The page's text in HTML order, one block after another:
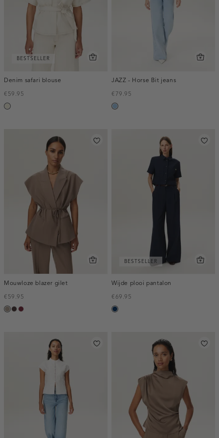
BESTSELLER
Denim safari blouse
€59.95
ecru
JAZZ - Horse Bit jeans
€79.95
blauw,
Mouwloze blazer gilet
€59.95
taupe,
choco,
bordeaux,
BESTSELLER
Wijde plooi pantalon
€69.95
donkerblauw